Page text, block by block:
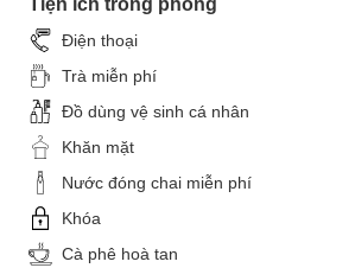
Tiện ích trong phòng
Điện thoại
Trà miễn phí
Đồ dùng vệ sinh cá nhân
Khăn mặt
Nước đóng chai miễn phí
Khóa
Cà phê hoà tan